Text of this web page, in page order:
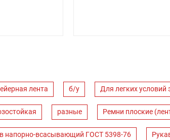
лента б/у Для легких условий
разные Ремни плоские
напорно-всасывающий ГОСТ 5398-76